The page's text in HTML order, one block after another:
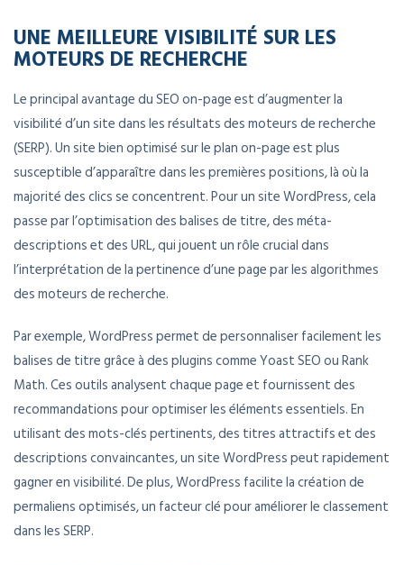
UNE MEILLEURE VISIBILITÉ SUR LES
MOTEURS DE RECHERCHE
Le principal avantage du SEO on-page est d’augmenter la
visibilité d’un site dans les résultats des moteurs de recherche
(SERP). Un site bien optimisé sur le plan on-page est plus
susceptible d’apparaître dans les premières positions, là où la
majorité des clics se concentrent. Pour un site WordPress, cela
passe par l’optimisation des balises de titre, des méta-
descriptions et des URL, qui jouent un rôle crucial dans
l’interprétation de la pertinence d’une page par les algorithmes
des moteurs de recherche.
Par exemple, WordPress permet de personnaliser facilement les
balises de titre grâce à des plugins comme Yoast SEO ou Rank
Math. Ces outils analysent chaque page et fournissent des
recommandations pour optimiser les éléments essentiels. En
utilisant des mots-clés pertinents, des titres attractifs et des
descriptions convaincantes, un site WordPress peut rapidement
gagner en visibilité. De plus, WordPress facilite la création de
permaliens optimisés, un facteur clé pour améliorer le classement
dans les SERP.